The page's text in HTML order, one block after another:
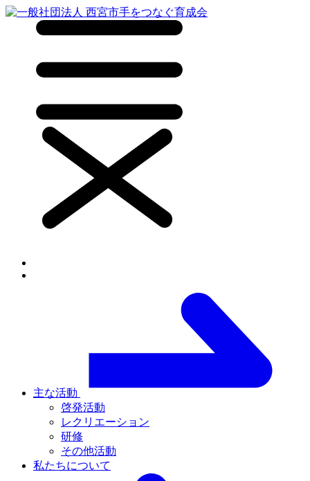
主な活動
啓発活動
レクリエーション
研修
その他活動
私たちについて